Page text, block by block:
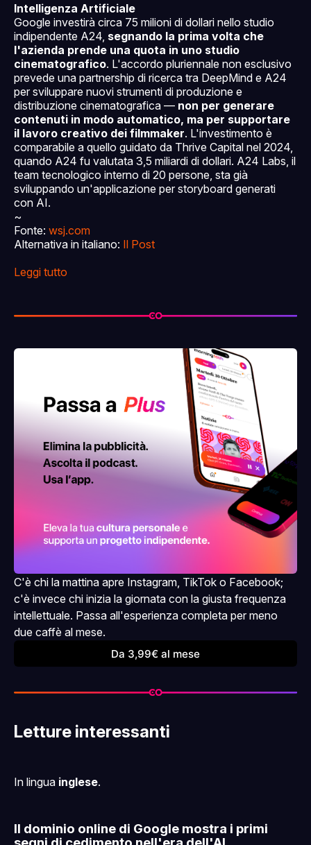
Intelligenza Artificiale
Google investirà circa 75 milioni di dollari nello studio
indipendente A24, segnando la prima volta che
l'azienda prende una quota in uno studio
cinematografico. L'accordo pluriennale non esclusivo
prevede una partnership di ricerca tra DeepMind e A24
per sviluppare nuovi strumenti di produzione e
distribuzione cinematografica — non per generare
contenuti in modo automatico, ma per supportare
il lavoro creativo dei filmmaker. L'investimento è
comparabile a quello guidato da Thrive Capital nel 2024,
quando A24 fu valutata 3,5 miliardi di dollari. A24 Labs, il
team tecnologico interno di 20 persone, sta già
sviluppando un'applicazione per storyboard generati
con AI.
~
Fonte: wsj.com
Alternativa in italiano: Il Post
Leggi tutto
C'è chi la mattina apre Instagram, TikTok o Facebook;
c'è invece chi inizia la giornata con la giusta frequenza
intellettuale. Passa all'esperienza completa per meno
due caffè al mese.
Da 3,99€ al mese
Letture interessanti
In lingua inglese.
Il dominio online di Google mostra i primi